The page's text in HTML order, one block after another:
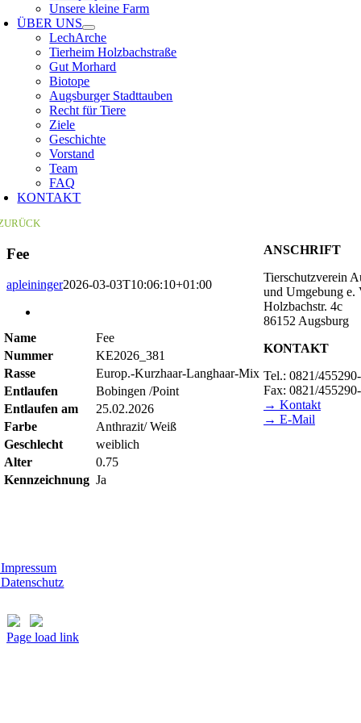
Unsere kleine Farm
ÜBER UNS
LechArche
Tierheim Holzbachstraße
Gut Morhard
Biotope
Augsburger Stadttauben
Recht für Tiere
Ziele
Geschichte
Vorstand
Team
FAQ
KONTAKT
Fee
apleininger2026-03-03T10:06:10+01:00
Name
Fee
Nummer
KE2026_381
Rasse
Europ.-Kurzhaar-Langhaar-Mix
Entlaufen
Bobingen /Point
Entlaufen am
25.02.2026
Farbe
Anthrazit/ Weiß
Geschlecht
weiblich
Alter
0.75
Kennzeichnung Ja
ANSCHRIFT
Tierschutzverein
und Umgebung e.
Holzbachstr. 4c
86152 Augsburg
KONTAKT
Tel.: 0821/
Fax: 0821/455290-
→ Kontakt
→ E-Mail
Page load link